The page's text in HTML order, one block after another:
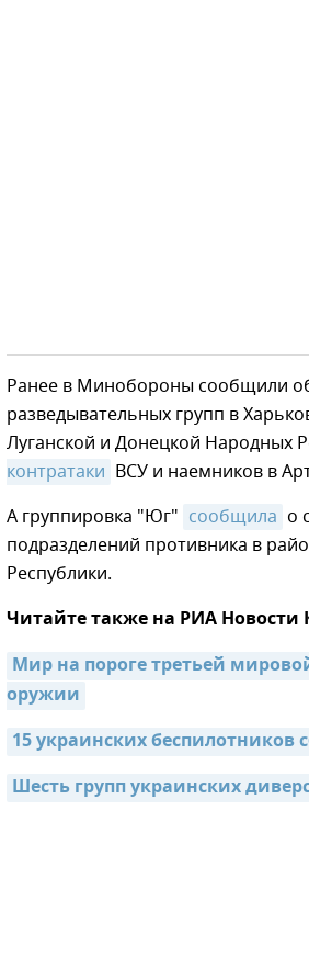
Ранее в Минобороны сообщили
разведывательных групп в
Луганской и Донецкой Народных
контратаки ВСУ и наемников в
А группировка "Юг" сообщила о
подразделений противника в
Республики.
Читайте также на РИА
Мир на пороге третьей
оружии
15 украинских
Шесть групп украинских